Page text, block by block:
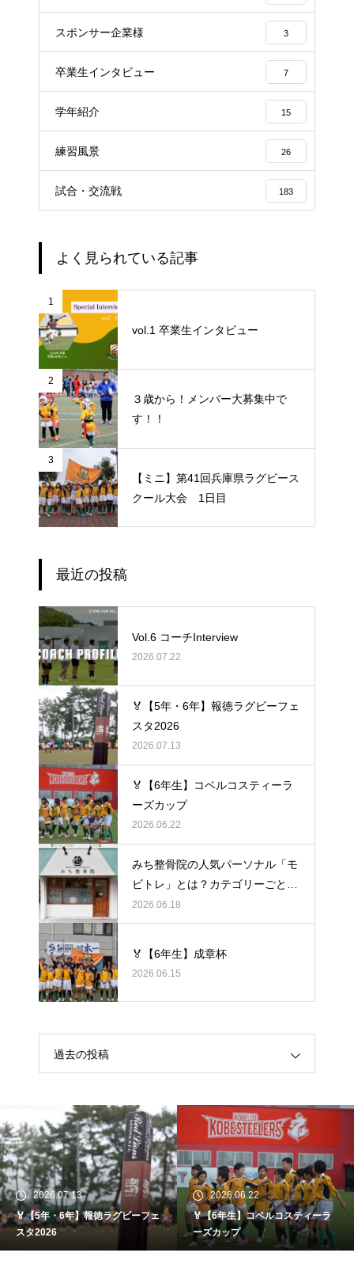
スポンサー企業様 3
卒業生インタビュー 7
学年紹介 15
練習風景 26
試合・交流戦 183
よく見られている記事
1
vol.1 卒業生インタビュー
2
３歳から！メンバー大募集中で
す！！
3
【ミニ】第41回兵庫県ラグビース
クール大会 1日目
最近の投稿
Vol.6 コーチInterview
2026.07.22
🏅【5年・6年】報徳ラグビーフェ
スタ2026
2026.07.13
🏅【6年生】コベルコスティーラ
ーズカップ
2026.06.22
みち整骨院の人気パーソナル「モ
ビトレ」とは？カテゴリーごとの
ラグビーの悩みをヒントに考え
る、身体のケア
2026.06.18
🏅【6年生】成章杯
2026.06.15
過去の投稿
2026.07.13
🏅【5年・6年】報徳ラグビーフェ
スタ2026
2026.06.22
🏅【6年生】コベルコスティーラ
ーズカップ